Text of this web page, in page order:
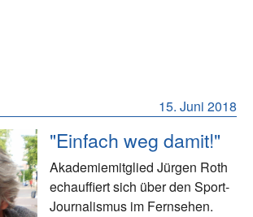
15. Juni 2018
"Einfach weg damit!"
Akademiemitglied Jürgen Roth
echauffiert sich über den Sport-
Journalismus im Fernsehen.